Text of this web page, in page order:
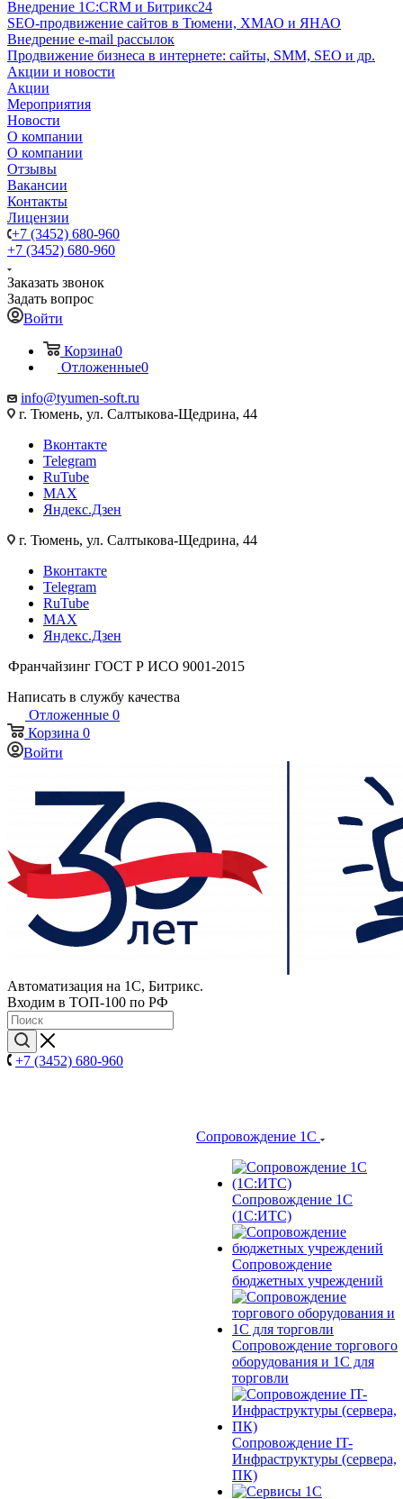
Внедрение 1C:CRM и Битрикс24
SEO-продвижение сайтов в Тюмени, ХМАО и ЯНАО
Внедрение e-mail рассылок
Продвижение бизнеса в интернете: сайты, SMM, SEO и др.
Акции и новости
Акции
Мероприятия
Новости
О компании
О компании
Отзывы
Вакансии
Контакты
Лицензии
+7 (3452) 680-960
+7 (3452) 680-960
Заказать звонок
Задать вопрос
Войти
Корзина0
Отложенные0
info@tyumen-soft.ru
г. Тюмень, ул. Салтыкова-Щедрина, 44
Вконтакте
Telegram
RuTube
MAX
Яндекс.Дзен
г. Тюмень, ул. Салтыкова-Щедрина, 44
Вконтакте
Telegram
RuTube
MAX
Яндекс.Дзен
Франчайзинг ГОСТ Р ИСО 9001-2015
Написать в службу качества
Отложенные 0
Корзина 0
Войти
Автоматизация на 1С, Битрикс.
Входим в ТОП-100 по РФ
+7 (3452) 680-960
Сопровождение 1С
Сопровождение 1С
(1С:ИТС)
Сопровождение
бюджетных учреждений
Сопровождение торгового
оборудования и 1С для
торговли
Сопровождение IT-
Инфраструктуры (сервера,
ПК)